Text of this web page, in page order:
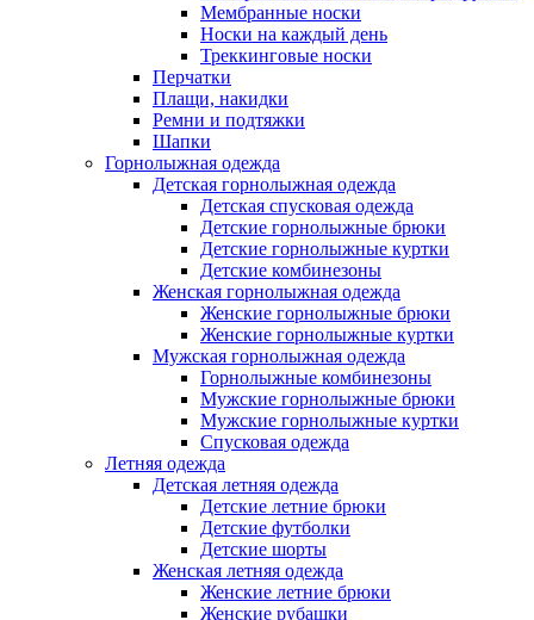
Мембранные носки
Носки на каждый день
Треккинговые носки
Перчатки
Плащи, накидки
Ремни и подтяжки
Шапки
Горнолыжная одежда
Детская горнолыжная одежда
Детская спусковая одежда
Детские горнолыжные брюки
Детские горнолыжные куртки
Детские комбинезоны
Женская горнолыжная одежда
Женские горнолыжные брюки
Женские горнолыжные куртки
Мужская горнолыжная одежда
Горнолыжные комбинезоны
Мужские горнолыжные брюки
Мужские горнолыжные куртки
Спусковая одежда
Летняя одежда
Детская летняя одежда
Детские летние брюки
Детские футболки
Детские шорты
Женская летняя одежда
Женские летние брюки
Женские рубашки